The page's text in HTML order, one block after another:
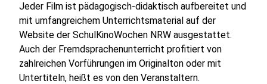
Jeder Film ist pädagogisch-didaktisch aufbereitet und
mit umfangreichem Unterrichtsmaterial auf der
Website der SchulKinoWochen NRW ausgestattet.
Auch der Fremdsprachenunterricht profitiert von
zahlreichen Vorführungen im Originalton oder mit
Untertiteln, heißt es von den Veranstaltern.